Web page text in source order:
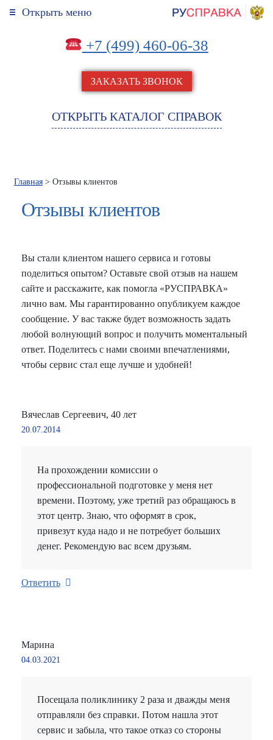
Открыть меню
ОТКРЫТЬ КАТАЛОГ СПРАВОК
+7 (499) 460-06-38
ЗАКАЗАТЬ ЗВОНОК
Главная> Отзывы клиентов
Отзывы клиентов
Вы стали клиентом нашего сервиса и готовы
поделиться опытом? Оставьте свой отзыв на нашем
сайте и расскажите, как помогла «РУСПРАВКА»
лично вам. Мы гарантированно опубликуем каждое
сообщение. У вас также будет возможность задать
любой волнующий вопрос и получить моментальный
ответ. Поделитесь с нами своими впечатлениями,
чтобы сервис стал еще лучше и удобней!
Вячеслав Сергеевич, 40 лет
20.07.2014
На прохождении комиссии о
профессиональной подготовке у меня нет
времени. Поэтому, уже третий раз обращаюсь в
этот центр. Знаю, что оформят в срок,
привезут куда надо и не потребует больших
денег. Рекомендую вас всем друзьям.
Ответить
Марина
04.03.2021
Посещала поликлинику 2 раза и дважды меня
отправляли без справки. Потом нашла этот
сервис и забыла, что такое отказ со стороны